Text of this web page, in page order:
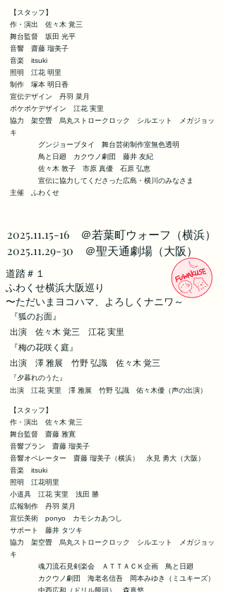
【スタッフ】
作・演出 佐々木 覚三
舞台監督 坂田 光平
音響 齋藤 瑠美子
音楽 itsuki
照明 江花 明里
制作 塚本 明日香
宣伝デザイン 丹羽 菜月
ポケポケデザイン 江花 実里
協力 架空畳 烏丸ストロークロック シルエット メガジョッ
キ
グンジョーブタイ 舞台芸術制作室無色透明
鳥と日廻 カクウノ劇団 藤井 友紀
佐々木 敦子 市原 真優 石原 弘恵
宣伝に協力してくださった広島・横川のみなさま
主催
ふわくせ
2025.11.15-16 ＠若葉町ウォーフ（横浜）
2025.11.29-30 ＠聖天通劇場（大阪）
​道踏＃１
ふわくせ横浜大阪巡り
〜ただいまヨコハマ、よろしくナニワ～
​『狐のお面』
出演 佐々木 覚三 江花 実里
​『梅の花咲く庭』
出演 澤 雅展 竹野 弘識 ​ 佐々木 覚三
​『夕暮れのうた』
出演 江花 実里 澤 雅展 竹野 弘識 佑々木優（声の出演）
【スタッフ】
作・演出 佐々木 覚三
舞台監督 齋藤 雅寛
音響プラン 齋藤 瑠美子
音響オペレーター 齋藤 瑠美子（横浜） 永見 勇大（大阪）
音楽 itsuki
照明 江花明里
小道具 江花 実里 浅田 勝
広報制作 丹羽 菜月
宣伝美術 ponyo カモシカあつし
サポート 藤井 タツキ
協力 架空畳 烏丸ストロークロック シルエット メガジョッ
キ
魂刀流石見剣楽会 ＡＴＴＡＣＫ企画 鳥と日廻
カクウノ劇団 海老名信吾 岡本みゆき（ミユキーズ）
中西広和（ドリル饅頭） 森真悠